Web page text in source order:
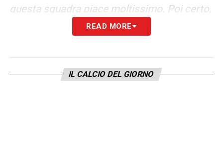
questa squadra piace moltissimo. Poi certo,
un po’ di stanchezza ci può stare: siamo
anche a metà aprile, a fine campionato… Ci
sono tutti i presupposti per aprire un ciclo
con Conte. La squadra è già molto forte: con
READ MORE
IL CALCIO DEL GIORNO